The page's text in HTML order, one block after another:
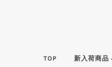
TOP 新入荷商品